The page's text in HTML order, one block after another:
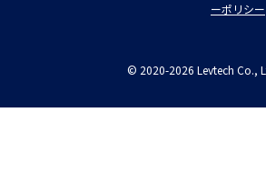
ーポリシー
© 2020-2026 Levtech Co.,